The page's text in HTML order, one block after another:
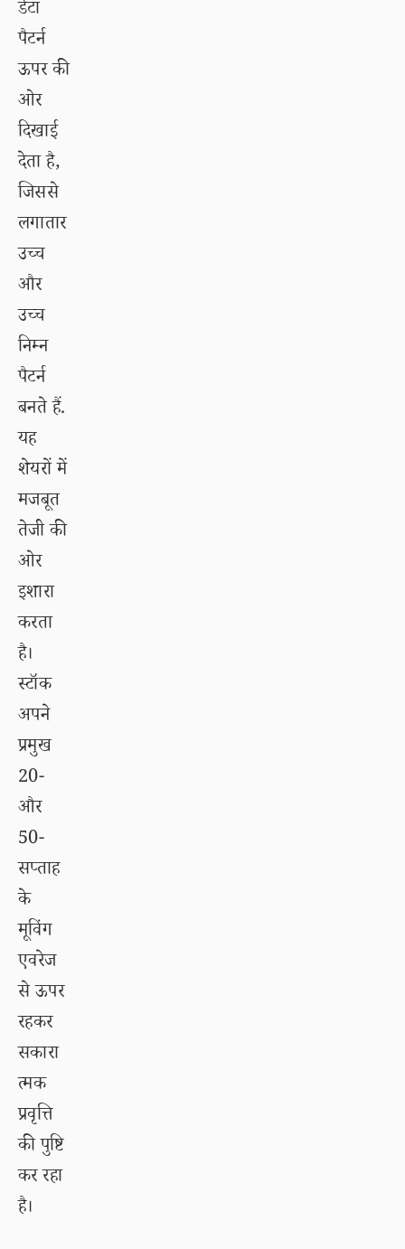
डेटा
पैटर्न
ऊपर की
ओर
दिखाई
देता है,
जिससे
लगातार
उच्च
और
उच्च
निम्न
पैटर्न
बनते हैं.
यह
शेयरों में
मजबूत
तेजी की
ओर
इशारा
करता
है।
स्टॉक
अपने
प्रमुख
20-
और
50-
सप्ताह
के
मूविंग
एवरेज
से ऊपर
रहकर
सकारा
त्मक
प्रवृत्ति
की पुष्टि
कर रहा
है।